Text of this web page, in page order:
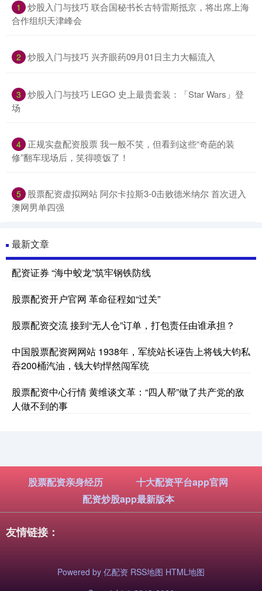
1
炒股入门与技巧 联合国秘书长古特雷斯抵京，将出席上海
合作组织天津峰会
2 炒股入门与技巧 兴齐眼药09月01日主力大幅流入
3 炒股入门与技巧 LEGO 史上最贵套装：「Star Wars」登
场
4 正规实盘配资股票 我一般不笑，但看到这些“奇葩的装
修”翻车现场后，笑得喷饭了！
5
股票配资虚拟网站 阿尔卡拉斯3-0击败德米纳尔 首次进入
澳网男单四强
最新文章
配资证券 “海中蛟龙”筑牢钢铁防线
股票配资开户官网 革命征程如“过关”
股票配资交流 接到“无人仓”订单，打包责任由谁承担？
中国股票配资网网站 1938年，军统站长诬告上将钱大钧私
吞200桶汽油，钱大钧悍然闯军统
股票配资中心行情 黄维谈文革：“四人帮”做了共产党的敌
人做不到的事
股票配资亲身经历
十大配资平台app官网
配资炒股app最新版本
友情链接：
Powered by 亿配资 RSS地图 HTML地图